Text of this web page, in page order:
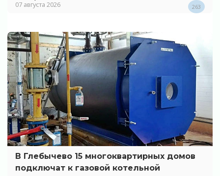
07 августа 2026 263
В Глебычево 15 многоквартирных домов
подключат к газовой котельной